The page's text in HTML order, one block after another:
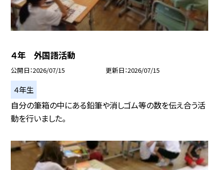
４年 外国語活動
公開日 2026/07/15 更新日 2026/07/15
４年生
自分の筆箱の中にある鉛筆や消しゴム等の数を伝え合う活
動を行いました。